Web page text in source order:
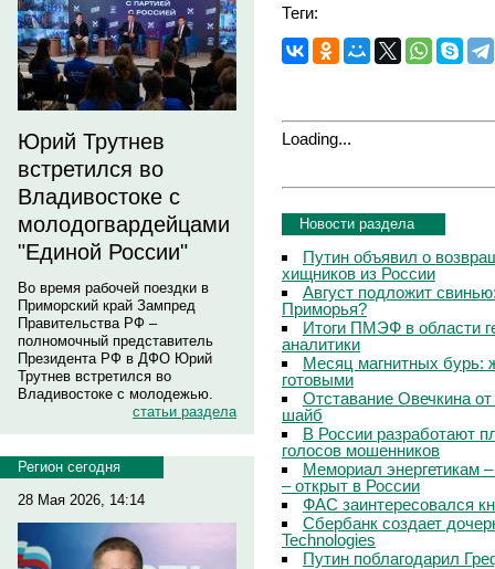
Юрий Трутнев
встретился во
Владивостоке с
молодогвардейцами
"Единой России"
Во время рабочей поездки в
Приморский край Зампред
Правительства РФ –
полномочный представитель
Президента РФ в ДФО Юрий
Трутнев встретился во
Владивостоке с молодежью.
статьи раздела
Регион сегодня
28 Мая 2026, 14:14
Теги:
Loading...
Новости раздела
Путин объявил о
хищников из России
Август подложит
Приморья?
Итоги ПМЭФ в области
аналитики
Месяц магнитных бурь:
готовыми
Отставание Овечкина
шайб
В России разработают
голосов мошенников
Мемориал энергетикам
– открыт в России
ФАС заинтересовался
Сбербанк создает
Technologies
Путин поблагодарил